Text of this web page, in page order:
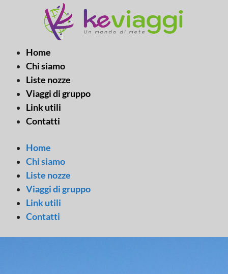
Home
Chi siamo
Liste nozze
Viaggi di gruppo
Link utili
Contatti
Home
Chi siamo
Liste nozze
Viaggi di gruppo
Link utili
Contatti